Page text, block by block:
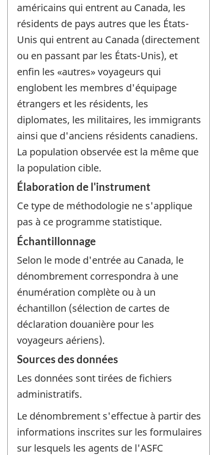
américains qui entrent au Canada, les
résidents de pays autres que les États-
Unis qui entrent au Canada (directement
ou en passant par les États-Unis), et
enfin les «autres» voyageurs qui
englobent les membres d'équipage
étrangers et les résidents, les
diplomates, les militaires, les immigrants
ainsi que d'anciens résidents canadiens.
La population observée est la même que
la population cible.
Élaboration de l'instrument
Ce type de méthodologie ne s'applique
pas à ce programme statistique.
Échantillonnage
Selon le mode d'entrée au Canada, le
dénombrement correspondra à une
énumération complète ou à un
échantillon (sélection de cartes de
déclaration douanière pour les
voyageurs aériens).
Sources des données
Les données sont tirées de fichiers
administratifs.
Le dénombrement s'effectue à partir des
informations inscrites sur les formulaires
sur lesquels les agents de l'ASFC